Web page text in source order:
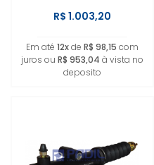
R$ 1.003,20
Em até 12xde R$ 98,15 com
juros ou R$ 953,04 à vista no
deposito